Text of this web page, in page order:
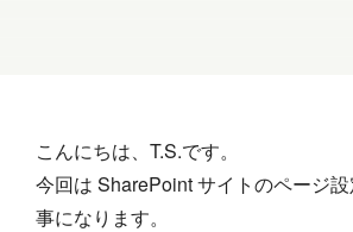
こんにちは、T.S.です。
今回は SharePoint サイトのページ
事になります。